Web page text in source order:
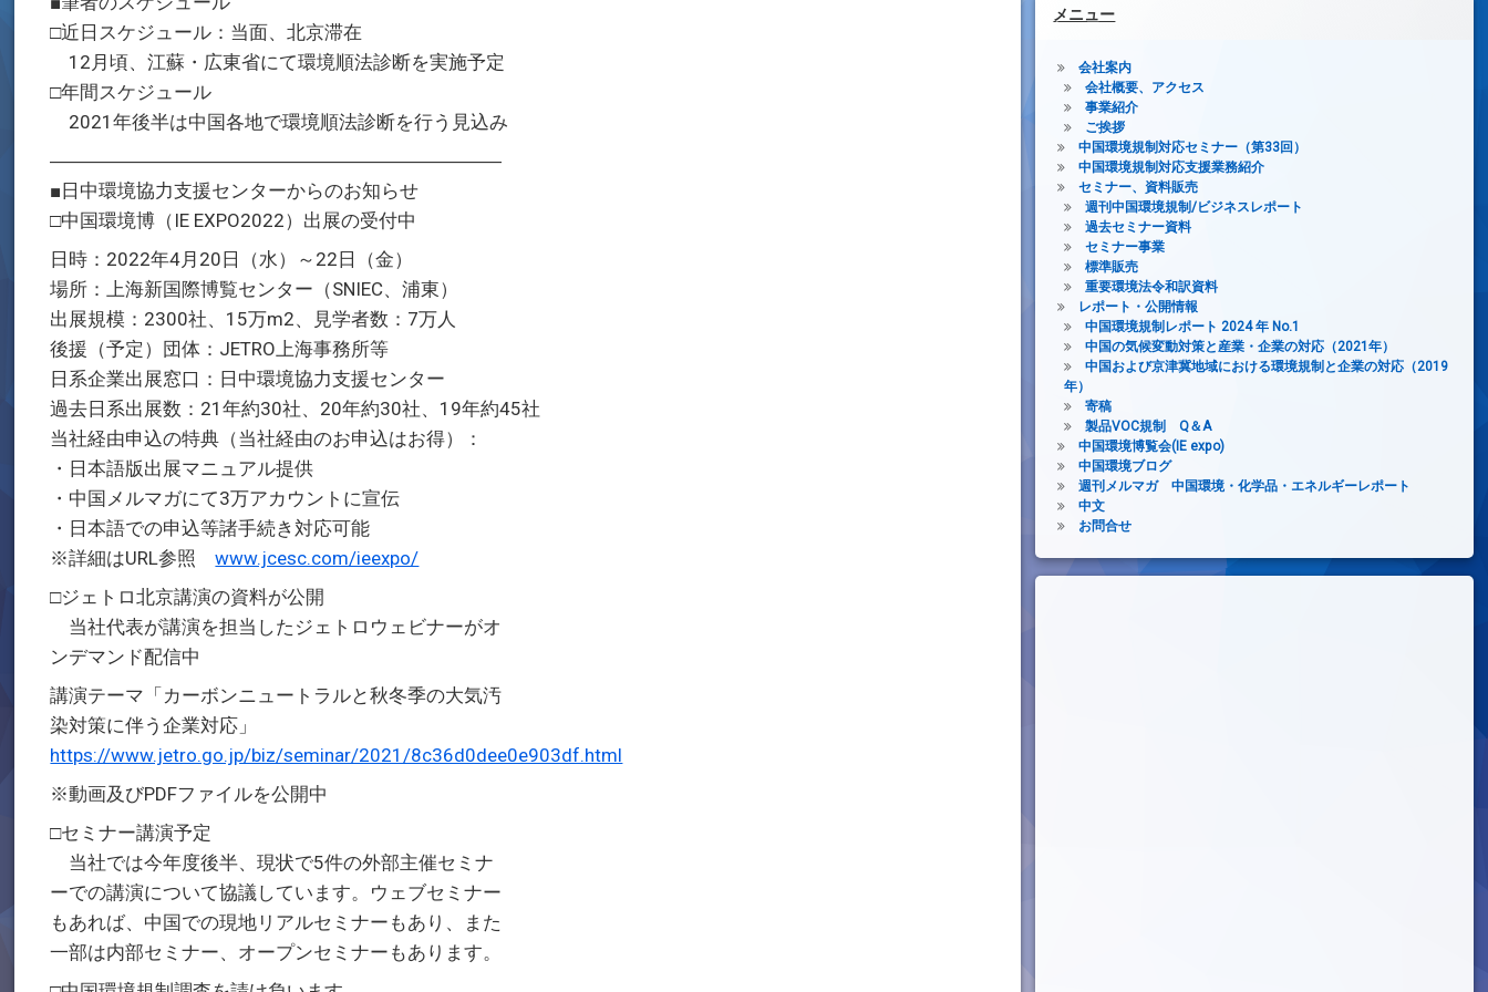
□近日スケジュール：当面、北京滞在
12月頃、江蘇・広東省にて環境順法診断を実施予定
□年間スケジュール
2021年後半は中国各地で環境順法診断を行う見込み
――――――――――――――――――――――――
■日中環境協力支援センターからのお知らせ
□中国環境博（IE EXPO2022）出展の受付中
日時：2022年4月20日（水）～22日（金）
場所：上海新国際博覧センター（SNIEC、浦東）
出展規模：2300社、15万m2、見学者数：7万人
後援（予定）団体：JETRO上海事務所等
日系企業出展窓口：日中環境協力支援センター
過去日系出展数：21年約30社、20年約30社、19年約45社
当社経由申込の特典（当社経由のお申込はお得）：
・日本語版出展マニュアル提供
・中国メルマガにて3万アカウントに宣伝
・日本語での申込等諸手続き対応可能
※詳細はURL参照www.jcesc.com/ieexpo/
□ジェトロ北京講演の資料が公開
当社代表が講演を担当したジェトロウェビナーがオ
ンデマンド配信中
講演テーマ「カーボンニュートラルと秋冬季の大気汚
染対策に伴う企業対応」
https://www.jetro.go.jp/biz/seminar/2021/8c36d0dee0e903df.html
※動画及びPDFファイルを公開中
□セミナー講演予定
当社では今年度後半、現状で5件の外部主催セミナ
ーでの講演について協議しています。ウェブセミナー
もあれば、中国での現地リアルセミナーもあり、また
一部は内部セミナー、オープンセミナーもあります。
メニュー
会社案内
会社概要、アクセス
事業紹介
ご挨拶
中国環境規制対応セミナー（第33回）
中国環境規制対応支援業務紹介
セミナー、資料販売
週刊中国環境規制/ビジネスレポート
過去セミナー資料
セミナー事業
標準販売
重要環境法令和訳資料
レポート・公開情報
中国環境規制レポート 2024 年 No.1
中国の気候変動対策と産業・企業の対応（2021年）
中国および京津冀地域における環境規制と企業の対応（2019
年）
寄稿
製品VOC規制 Q＆A
中国環境博覧会(IE expo)
中国環境ブログ
週刊メルマガ 中国環境・化学品・エネルギーレポート
中文
お問合せ